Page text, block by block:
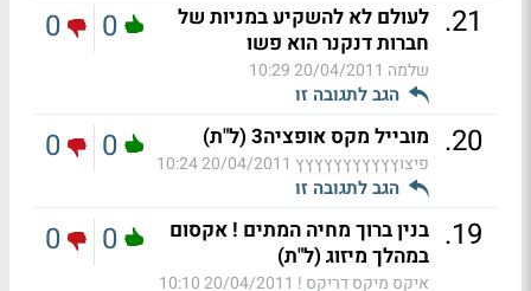
21
. לעולם לא להשקיע במניות של
חברות דנקנר הוא פשו
שלמה 20/04/2011 10:29
הגב לתגובה זו
0
0
20
. מובייל מקס אופציה3 (ל"ת)
פיצוץץץץץץץץץץץ 20/04/2011 10:24
הגב לתגובה זו
0
0
19
. בנין ברוך מחיה המתים ! אקסום
במהלך מיזוג (ל"ת)
איקס מיקס דריקס ! 20/04/2011 10:10
0
0